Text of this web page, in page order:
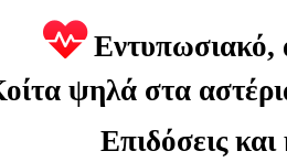
Εντυπωσιακό,
ψηλά στα
Επιδόσεις